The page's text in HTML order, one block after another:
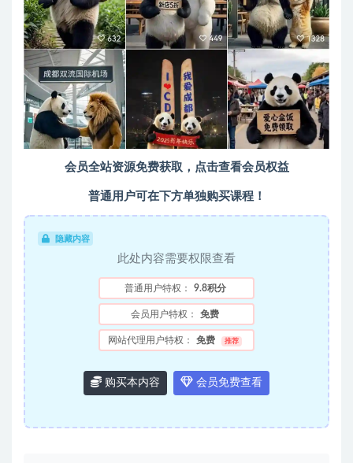
会员全站资源免费获取，点击查看会员权益
普通用户可在下方单独购买课程！
隐藏内容
此处内容需要权限查看
普通用户特权： 9.8积分
会员用户特权： 免费
网站代理用户特权： 免费 推荐
购买本内容 会员免费查看